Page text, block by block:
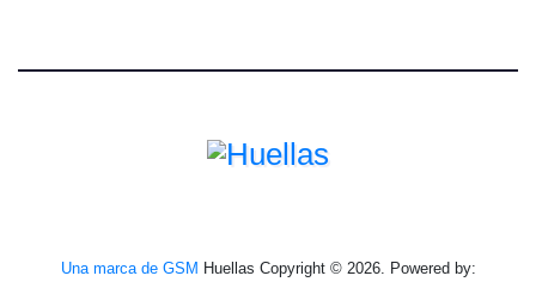
Una marca de GSM Huellas Copyright © 2026. Powered by: